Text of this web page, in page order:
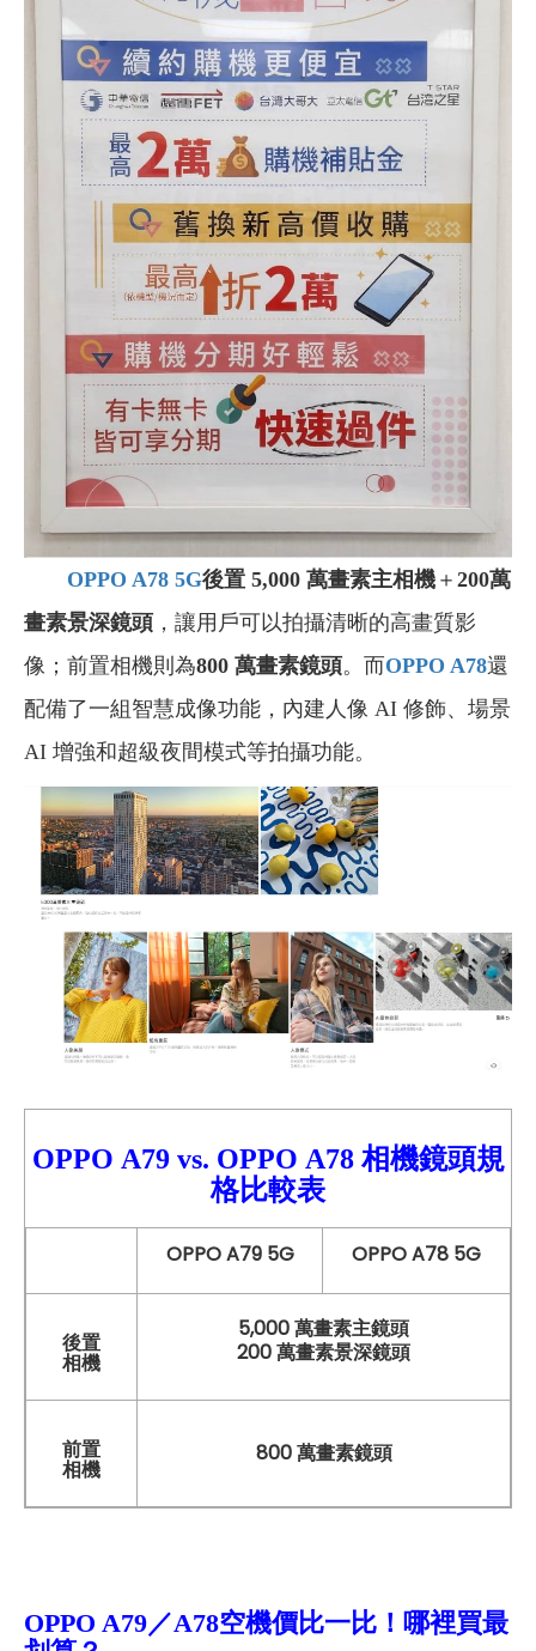
OPPO A78 5G後置 5,000 萬畫素主相機 ＋ 200萬
畫素景深鏡頭 ，讓用戶可以拍攝清晰的高畫質影
像；前置相機則為800 萬畫素鏡頭。而OPPO A78還
配備了一組智慧成像功能，內建人像 AI 修飾、場景
AI 增強和超級夜間模式等拍攝功能。
OPPO A79 vs. OPPO A78相機鏡頭規
格比較表
OPPO A79 5G OPPO A78 5G
後置
相機
5,000 萬畫素主鏡頭
200 萬畫素景深鏡頭
前置
相機
800 萬畫素鏡頭
OPPO A79／A78空機價比一比！哪裡買最